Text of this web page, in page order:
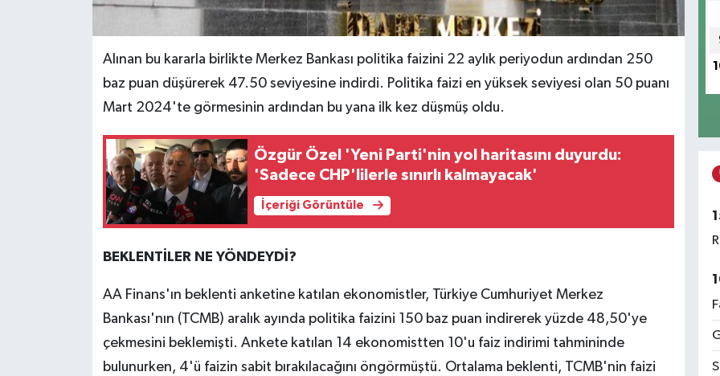
Alınan bu kararla birlikte Merkez Bankası politika faizini 22 aylık periyodun ardından 250
baz puan düşürerek 47.50 seviyesine indirdi. Politika faizi en yüksek seviyesi olan 50 puanı
Mart 2024'te görmesinin ardından bu yana ilk kez düşmüş oldu.
Özgür Özel 'Yeni Parti'nin yol haritasını duyurdu:
'Sadece CHP'lilerle sınırlı kalmayacak'
İçeriği Görüntüle
BEKLENTİLER NE YÖNDEYDİ?
AA Finans'ın beklenti anketine katılan ekonomistler, Türkiye Cumhuriyet Merkez
Bankası'nın (TCMB) aralık ayında politika faizini 150 baz puan indirerek yüzde 48,50'ye
çekmesini beklemişti. Ankete katılan 14 ekonomistten 10'u faiz indirimi tahmininde
bulunurken, 4'ü faizin sabit bırakılacağını öngörmüştü. Ortalama beklenti, TCMB'nin faizi